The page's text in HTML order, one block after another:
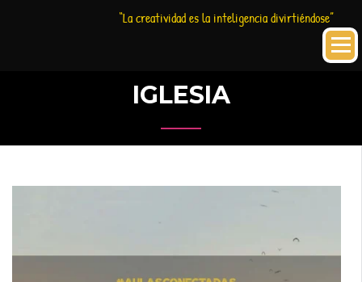
“La creatividad es la inteligencia divirtiéndose”
IGLESIA